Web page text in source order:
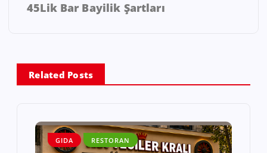
45Lik Bar Bayilik Şartları
Related Posts
GIDA RESTORAN